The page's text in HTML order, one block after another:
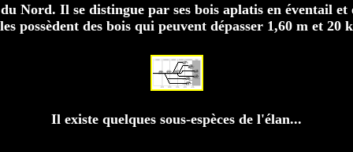
Nord. Il se distingue par ses bois aplatis en éventail et
possèdent des bois qui peuvent dépasser 1,60 m et 20
Il existe quelques sous-espèces de l'élan...